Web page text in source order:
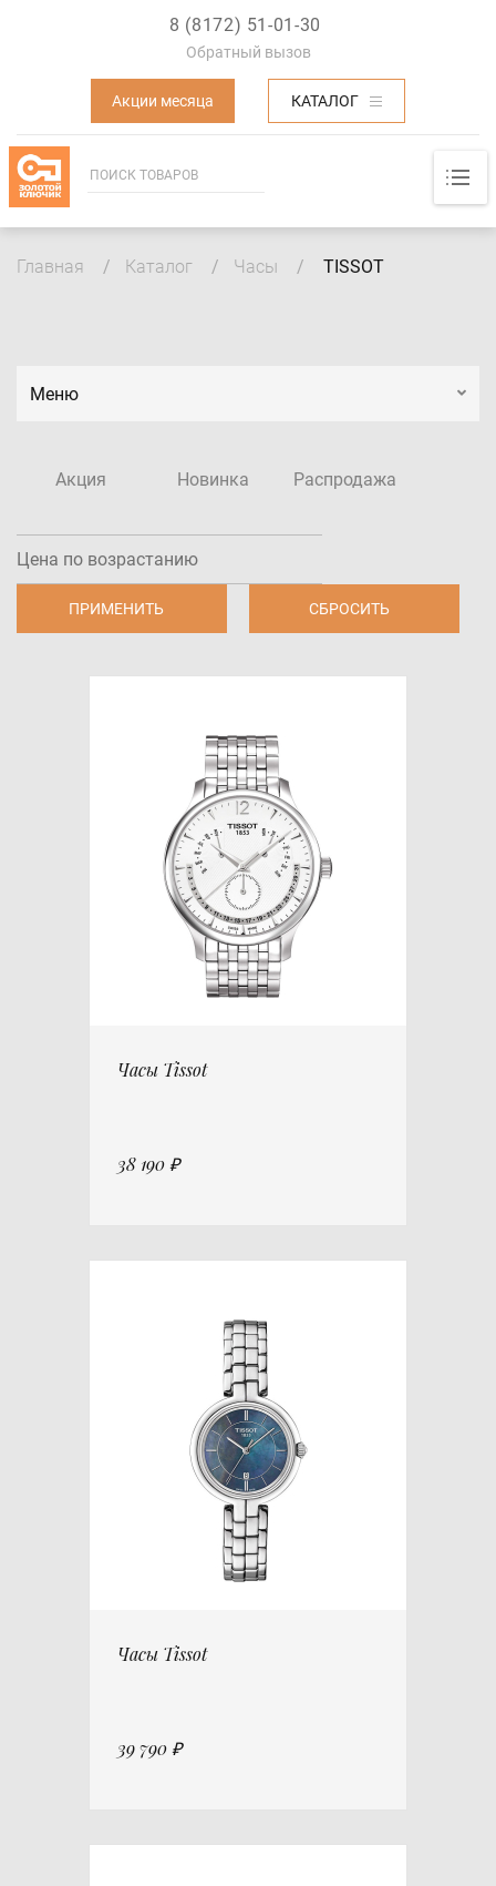
8 (8172) 51-01-30
Обратный вызов
Акции месяца КАТАЛОГ
Строка
Главная Каталог Часы TISSOT
Меню
Акция Новинка Распродажа
Цена по возрастанию
Часы Tissot
38 190 ₽
Часы Tissot
39 790 ₽